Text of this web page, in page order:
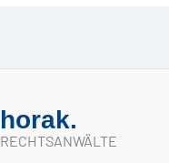
horak.
RECHTSANWÄLTE